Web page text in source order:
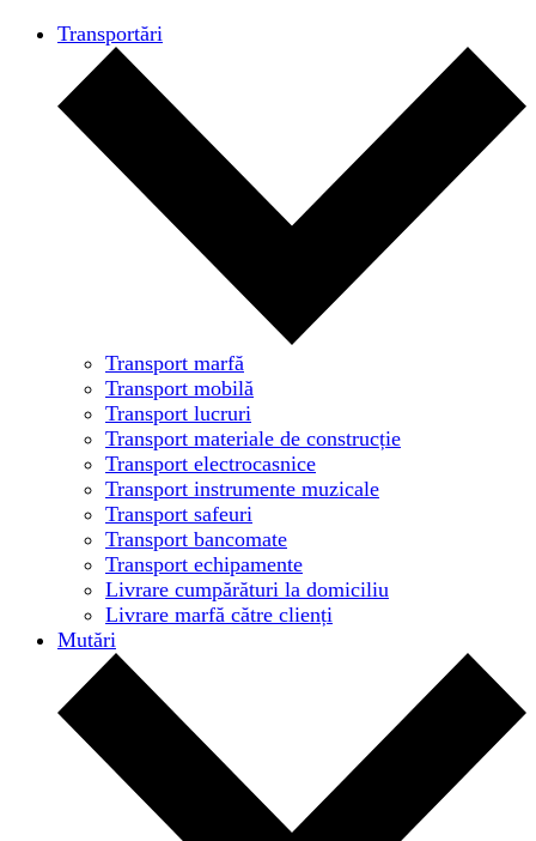
Transportări
Transport marfă
Transport mobilă
Transport lucruri
Transport materiale de construcție
Transport electrocasnice
Transport instrumente muzicale
Transport safeuri
Transport bancomate
Transport echipamente
Livrare cumpărături la domiciliu
Livrare marfă către clienți
Mutări